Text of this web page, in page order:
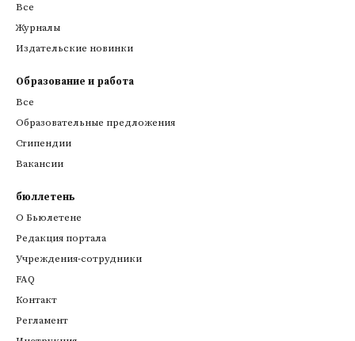
Все
Журналы
Издательские новинки
Образование и работа
Все
Образовательные предложения
Стипендии
Вакансии
бюллетень
О Бьюлетене
Редакция портала
Учреждения-сотрудники
FAQ
Контакт
Регламент